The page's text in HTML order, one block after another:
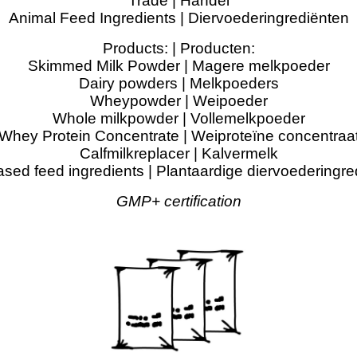
Animal Feed Ingredients | Diervoederingrediënten
Products: | Producten:
Skimmed Milk Powder | Magere melkpoeder
Dairy powders | Melkpoeders
Wheypowder | Weipoeder
Whole milkpowder | Vollemelkpoeder
Protein Concentrate | Weiproteïne
Calfmilkreplacer | Kalvermelk
feed ingredients | Plantaardige
GMP+ certification